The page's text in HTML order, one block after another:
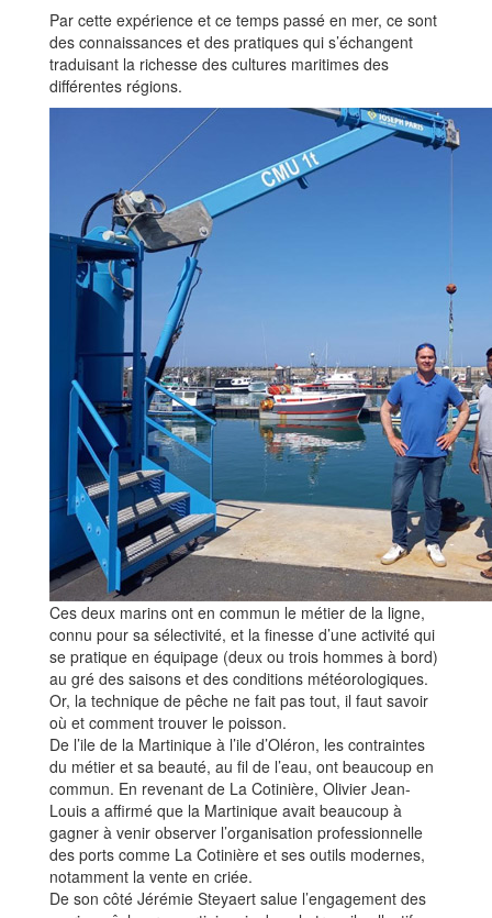
Par cette expérience et ce temps passé en mer, ce sont
des connaissances et des pratiques qui s’échangent
traduisant la richesse des cultures maritimes des
différentes régions.
Ces deux marins ont en commun le métier de la ligne,
connu pour sa sélectivité, et la finesse d’une activité qui
se pratique en équipage (deux ou trois hommes à bord)
au gré des saisons et des conditions météorologiques.
Or, la technique de pêche ne fait pas tout, il faut savoir
où et comment trouver le poisson.
De l’ile de la Martinique à l’ile d’Oléron, les contraintes
du métier et sa beauté, au fil de l’eau, ont beaucoup en
commun. En revenant de La Cotinière, Olivier Jean-
Louis a affirmé que la Martinique avait beaucoup à
gagner à venir observer l’organisation professionnelle
des ports comme La Cotinière et ses outils modernes,
notamment la vente en criée.
De son côté Jérémie Steyaert salue l’engagement des